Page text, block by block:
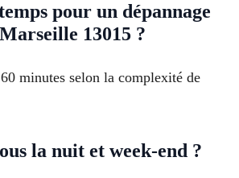
pour un dépannage
13015 ?
minutes selon la complexité de
la nuit et week-end ?